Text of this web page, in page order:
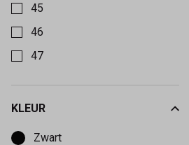
45
46
47
KLEUR
Zwart